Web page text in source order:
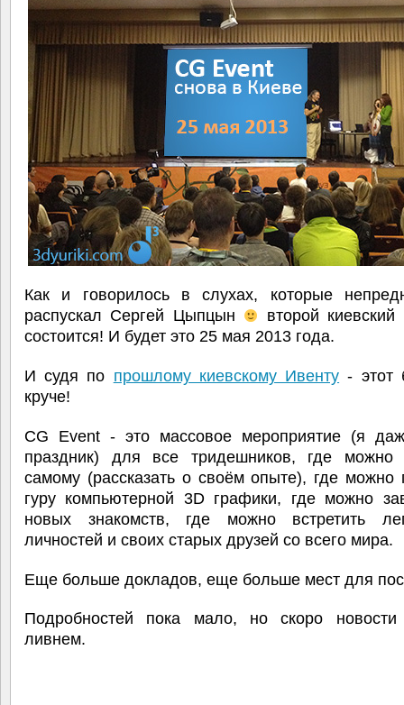
Как и говорилось в слухах, которые
распускал Сергей Цыпцын
второй
состоится! И будет это 25 мая 2013 года.
И судя по прошлому киевскому Ивенту - этот
круче!
CG Event - это массовое мероприятие (я
праздник) для все тридешников, где можно
самому (рассказать о своём опыте), где можно
гуру компьютерной 3D графики, где можно
новых знакомств, где можно встретить
личностей и своих старых друзей со всего мира.
Еще больше докладов, еще больше мест для
Подробностей пока мало, но скоро новости
ливнем.